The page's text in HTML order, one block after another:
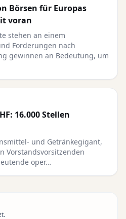
Börsen für Europas
voran
stehen an einem
Forderungen nach
gewinnen an Bedeutung, um
16.000 Stellen
und Getränkegigant,
Vorstandsvorsitzenden
oper…